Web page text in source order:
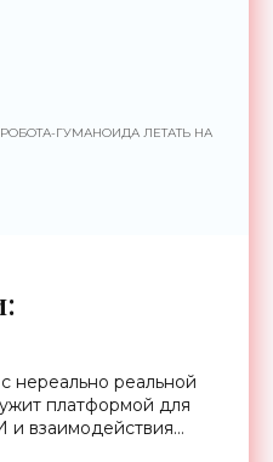
ГУМАНОИДА ЛЕТАТЬ НА
нереально реальной
платформой для
и взаимодействия